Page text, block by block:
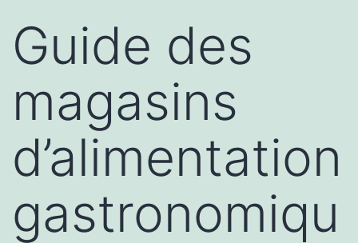
Guide des
magasins
d’alimentation
gastronomiqu